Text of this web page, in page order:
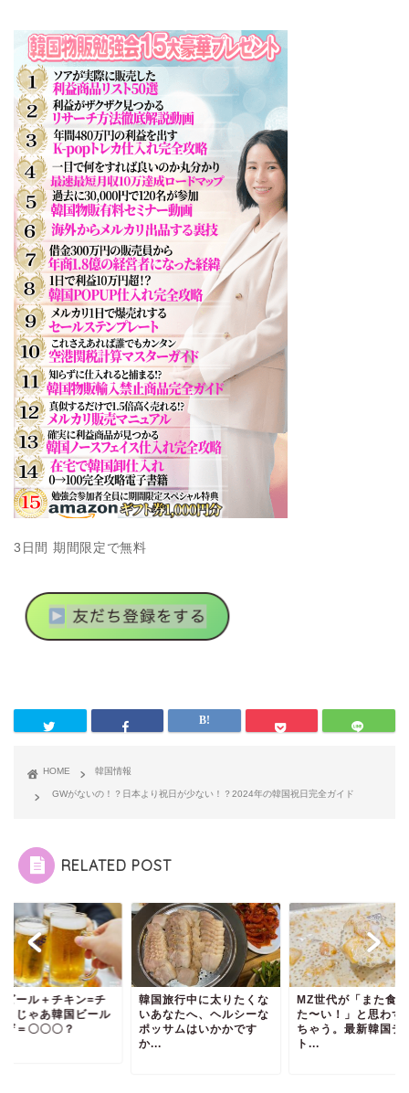
3日間 期間限定で無料
HOME 韓国情報
GWがないの！？日本より祝日が少ない！？2024年の韓国祝日完全ガイド
RELATED POST
旅行中に太りたくな
なたへ、ヘルシーな
サムはいかかです
MZ世代が「また食べ
た〜い！」と思わず言っ
ちゃう。最新韓国デザー
ト...